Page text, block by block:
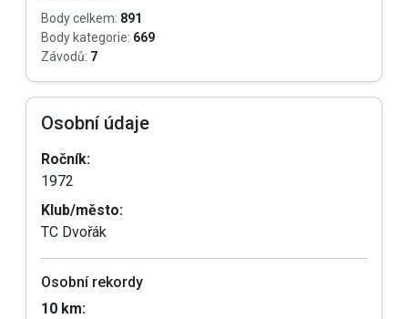
Body celkem: 891
Body kategorie: 669
Závodů: 7
Osobní údaje
Ročník:
1972
Klub/město:
TC Dvořák
Osobní rekordy
10 km: